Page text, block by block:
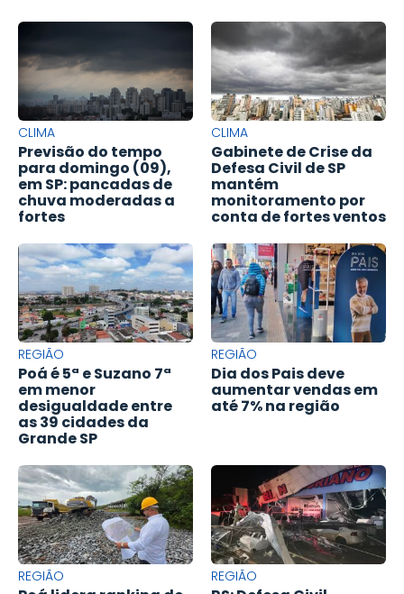
CLIMA
Previsão do tempo
para domingo (09),
em SP: pancadas de
chuva moderadas a
fortes
CLIMA
Gabinete de Crise da
Defesa Civil de SP
mantém
monitoramento por
conta de fortes ventos
REGIÃO
Poá é 5ª e Suzano 7ª
em menor
desigualdade entre
as 39 cidades da
Grande SP
REGIÃO
Dia dos Pais deve
aumentar vendas em
até 7% na região
REGIÃO REGIÃO